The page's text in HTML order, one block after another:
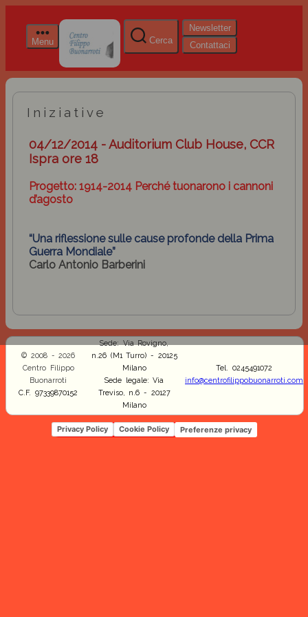
Menu Cerca
Newsletter
Contattaci
Iniziative
04/12/2014 - Auditorium Club House, CCR
Ispra ore 18
Progetto: 1914-2014 Perché tuonarono i cannoni
d’agosto
“Una riflessione sulle cause profonde della Prima
Guerra Mondiale”
Carlo Antonio Barberini
© 2008 - 2026
Centro Filippo
Buonarroti
C.F. 97339870152
Sede: Via Rovigno,
n.26 (M1 Turro) - 20125
Milano
Sede legale: Via
Treviso, n.6 - 20127
Milano
Tel. 0245491072
info@centrofilippobuonarroti.com
Privacy Policy Cookie Policy Preferenze privacy